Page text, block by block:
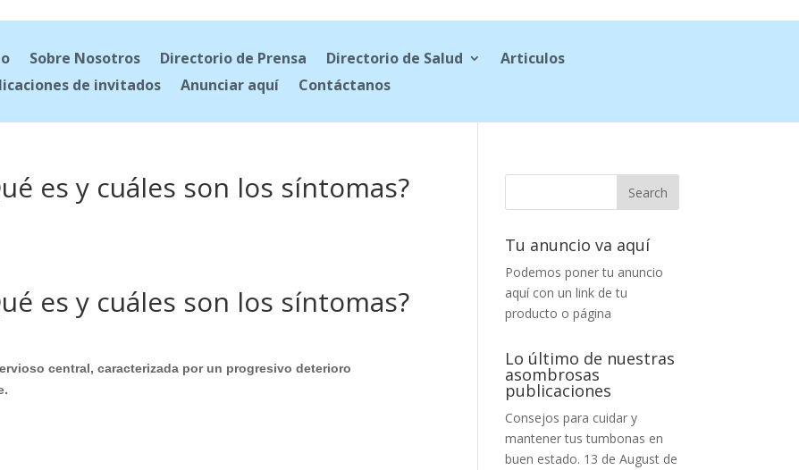
Sobre Nosotros Directorio de Prensa Directorio de Salud
Articulos
de invitados
Anunciar aquí Contáctanos
es y cuáles son los síntomas?
es y cuáles son los síntomas?
central, caracterizada por un progresivo deterioro
Tu anuncio va aquí
Podemos poner tu anuncio
aquí con un link de tu
producto o página
Lo último de nuestras
asombrosas
publicaciones
Consejos para cuidar y
mantener tus tumbonas en
buen estado. 13 de August de